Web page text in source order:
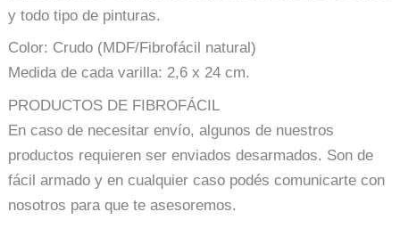
y todo tipo de pinturas.
Color: Crudo (MDF/Fibrofácil natural)
Medida de cada varilla: 2,6 x 24 cm.
PRODUCTOS DE FIBROFÁCIL
En caso de necesitar envío, algunos de nuestros
productos requieren ser enviados desarmados. Son de
fácil armado y en cualquier caso podés comunicarte con
nosotros para que te asesoremos.